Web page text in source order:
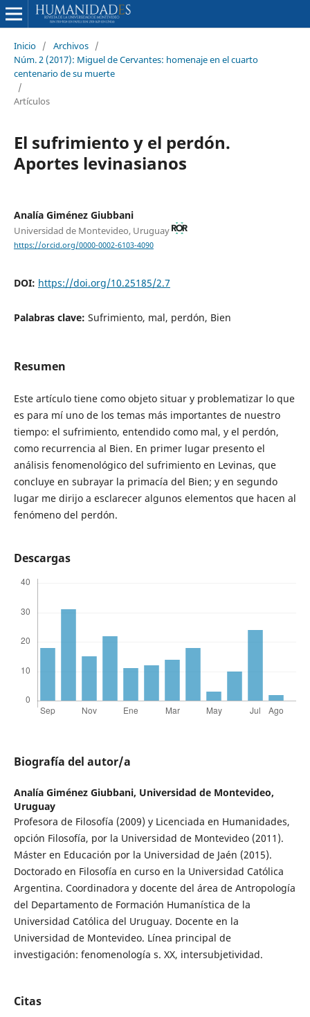
Inicio / Archivos /
Núm. 2 (2017): Miguel de Cervantes: homenaje en el cuarto
centenario de su muerte
/
Artículos
El sufrimiento y el perdón.
Aportes levinasianos
Analía Giménez Giubbani
Universidad de Montevideo, Uruguay
https://orcid.org/0000-0002-6103-4090
DOI: https://doi.org/10.25185/2.7
Palabras clave: Sufrimiento, mal, perdón, Bien
Resumen
Este artículo tiene como objeto situar y problematizar lo que
es para mí uno de los temas más importantes de nuestro
tiempo: el sufrimiento, entendido como mal, y el perdón,
como recurrencia al Bien. En primer lugar presento el
análisis fenomenológico del sufrimiento en Levinas, que
concluye en subrayar la primacía del Bien; y en segundo
lugar me dirijo a esclarecer algunos elementos que hacen al
fenómeno del perdón.
Descargas
Biografía del autor/a
Analía Giménez Giubbani, Universidad de Montevideo,
Uruguay
Profesora de Filosofía (2009) y Licenciada en Humanidades,
opción Filosofía, por la Universidad de Montevideo (2011).
Máster en Educación por la Universidad de Jaén (2015).
Doctorado en Filosofía en curso en la Universidad Católica
Argentina. Coordinadora y docente del área de Antropología
del Departamento de Formación Humanística de la
Universidad Católica del Uruguay. Docente en la
Universidad de Montevideo. Línea principal de
investigación: fenomenología s. XX, intersubjetividad.
Citas